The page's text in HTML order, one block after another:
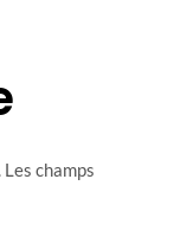
Les champs